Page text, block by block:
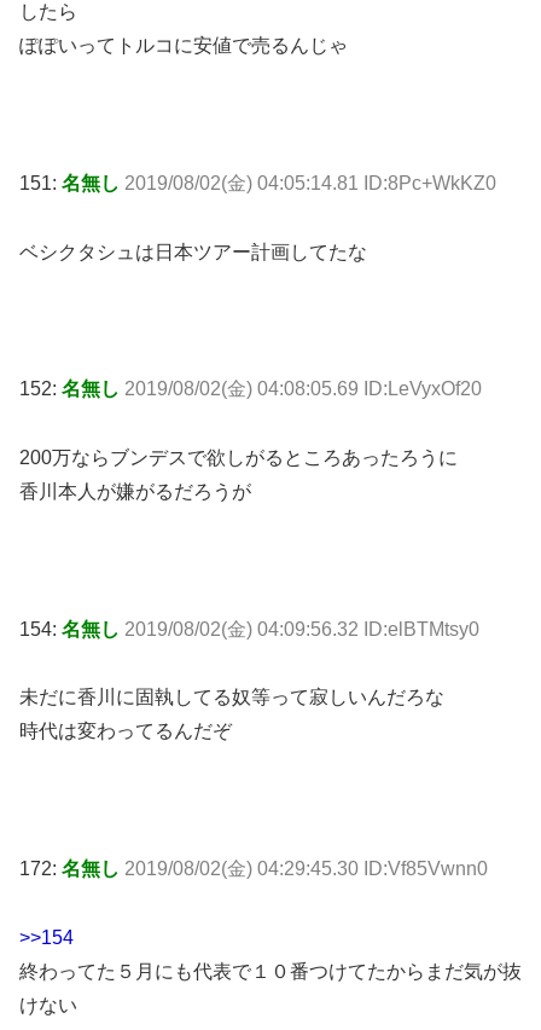
したら
ぽぽいってトルコに安値で売るんじゃ
151: 名無し 2019/08/02(金) 04:05:14.81 ID:8Pc+WkKZ0
ベシクタシュは日本ツアー計画してたな
152: 名無し 2019/08/02(金) 04:08:05.69 ID:LeVyxOf20
200万ならブンデスで欲しがるところあったろうに
香川本人が嫌がるだろうが
154: 名無し 2019/08/02(金) 04:09:56.32 ID:elBTMtsy0
未だに香川に固執してる奴等って寂しいんだろな
時代は変わってるんだぞ
172: 名無し 2019/08/02(金) 04:29:45.30 ID:Vf85Vwnn0
>>154
終わってた５月にも代表で１０番つけてたからまだ気が抜
けない